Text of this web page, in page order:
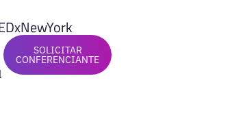
SOLICITAR
CONFERENCIANTE